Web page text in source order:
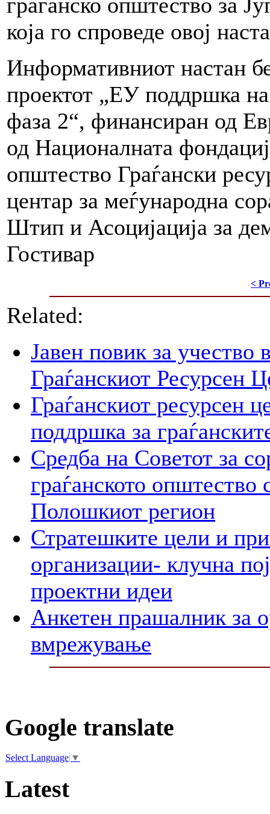
која го спроведе овој
Информативниот настан
проектот „ЕУ поддршка
фаза 2“, финансиран од
од Националната
општество Граѓански
центар за меѓународна
Штип и Асоцијација за
Гостивар
<
Related:
Јавен повик за учество
Граѓанскиот Ресурсен
Граѓанскиот ресурсен
поддршка за
Средба на Советот за
граѓанското општество
Полошкиот регион
Стратешките цели и
организации- клучна
проектни идеи
Анкетен прашалник за
вмрежување
Google translate
Select Language ▼
Latest